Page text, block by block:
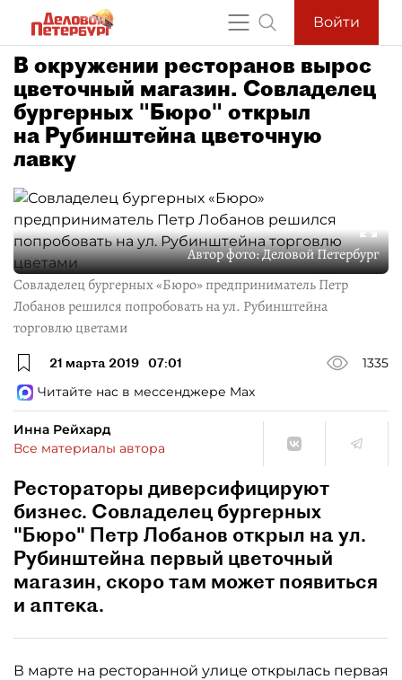
Войти
В окружении ресторанов вырос
цветочный магазин. Совладелец
бургерных "Бюро" открыл
на Рубинштейна цветочную
лавку
Автор фото:Деловой Петербург
Совладелец бургерных «Бюро» предприниматель Петр
Лобанов решился попробовать на ул. Рубинштейна
торговлю цветами
21 марта 2019 07:01
1335
Читайте нас в мессенджере Max
Инна Рейхард
Все материалы автора
Рестораторы диверсифицируют
бизнес. Совладелец бургерных
"Бюро" Петр Лобанов открыл на ул.
Рубинштейна первый цветочный
магазин, скоро там может появиться
и аптека.
В марте на ресторанной улице открылась первая